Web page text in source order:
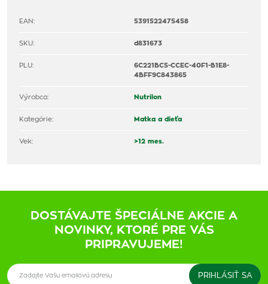
EAN: 5391522475458
SKU: d831673
PLU:
6C221BC5-CCEC-40F1-B1E8-
4BFF9C843865
Výrobca: Nutrilon
Kategórie: Matka a dieťa
Vek: >12 mes.
DOSTÁVAJTE ŠPECIÁLNE AKCIE A
NOVINKY, KTORÉ PRE VÁS
PRIPRAVUJEME!